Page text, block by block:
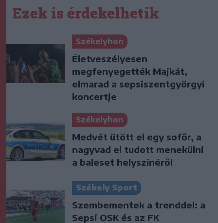
Ezek is érdekelhetik
Székelyhon
Életveszélyesen
megfenyegették Majkát,
elmarad a sepsiszentgyörgyi
koncertje
Székelyhon
Medvét ütött el egy sofőr, a
nagyvad el tudott menekülni
a baleset helyszínéről
Székely Sport
Szembementek a trenddel: a
Sepsi OSK és az FK